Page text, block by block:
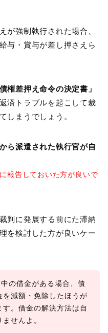
が強制執行された場合、
与・賞与が差し押さえら
権差押え命令の決定書」
済トラブルを起こして裁
しまうでしょう。
ら派遣された執行官が自
報告しておいた方が良いで
判に発展する前にた滞納
を検討した方が良いケー
の借金がある場合、債
減額・免除したほうが
す。借金の解決方法は自
せんよ。